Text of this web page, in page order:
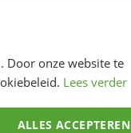
Door onze website te
Lees verder
ALLES ACCEPTEREN